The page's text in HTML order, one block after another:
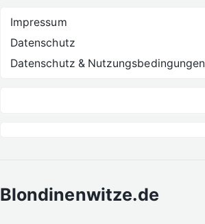
Impressum
Datenschutz
Datenschutz & Nutzungsbedingungen
Blondinenwitze.de